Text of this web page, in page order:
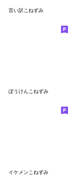
言い訳こねずみ
ぼうけんこねずみ
イケメンこねずみ